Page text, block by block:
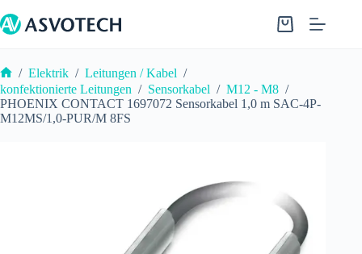
Inhalt
springen
Warenkorb
Start
/ Elektrik / Leitungen / Kabel /
konfektionierte Leitungen / Sensorkabel / M12 - M8 /
PHOENIX CONTACT 1697072 Sensorkabel 1,0 m SAC-4P-
M12MS/1,0-PUR/M 8FS